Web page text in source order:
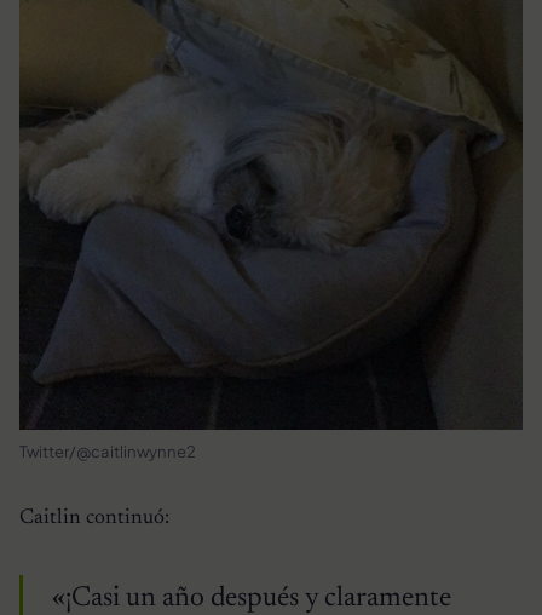
Twitter/@caitlinwynne2
Caitlin continuó:
«¡Casi un año después y claramente